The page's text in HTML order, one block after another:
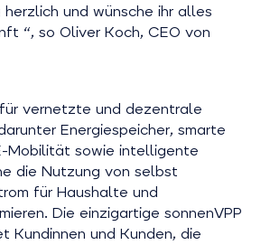
und wünsche ihr alles
“, so Oliver Koch, CEO von
vernetzte und dezentrale
Energiespeicher, smarte
Mobilität sowie intelligente
die Nutzung von selbst
für Haushalte und
Die einzigartige sonnenVPP
Kundinnen und Kunden, die